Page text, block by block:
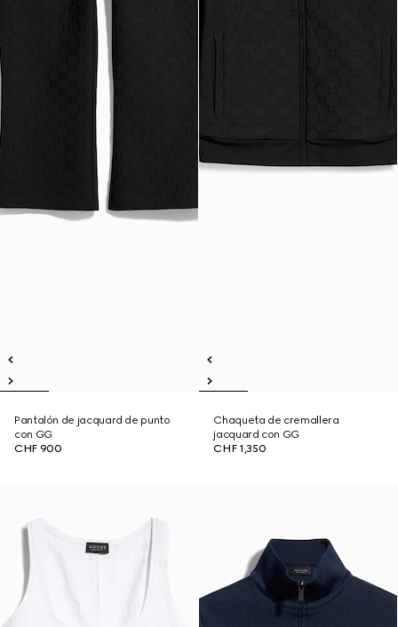
Pantalón de jacquard de punto
con GG
CHF 900
Chaqueta de cremallera
jacquard con GG
CHF 1,350